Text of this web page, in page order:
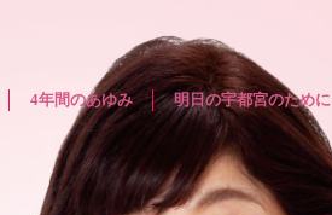
4年間のあゆみ 明日の宇都宮のために